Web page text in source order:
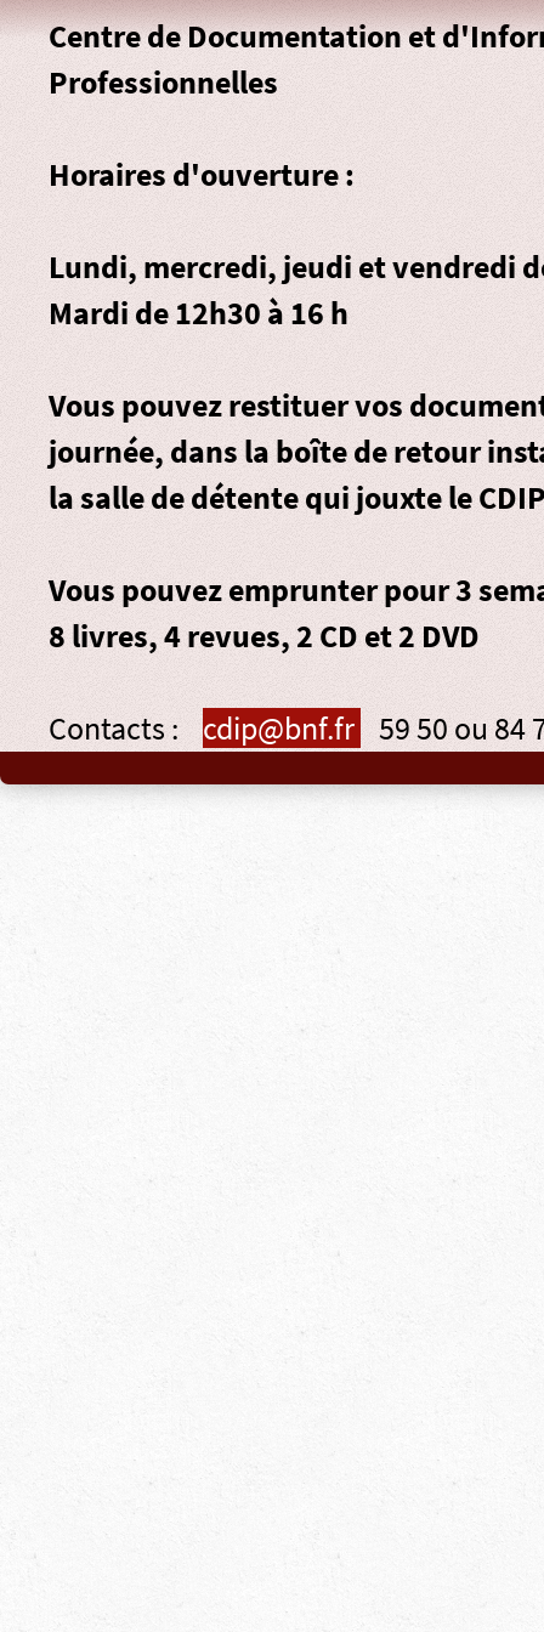
Centre de Documentation et
Professionnelles
Horaires d'ouverture :
Lundi, mercredi, jeudi et vendredi
Mardi de 12h30 à 16 h
Vous pouvez restituer vos
journée, dans la boîte de retour
la salle de détente qui jouxte le
Vous pouvez emprunter pour 3
8 livres, 4 revues, 2 CD et 2 DVD
Contacts : cdip@bnf.fr 59 50 ou 84